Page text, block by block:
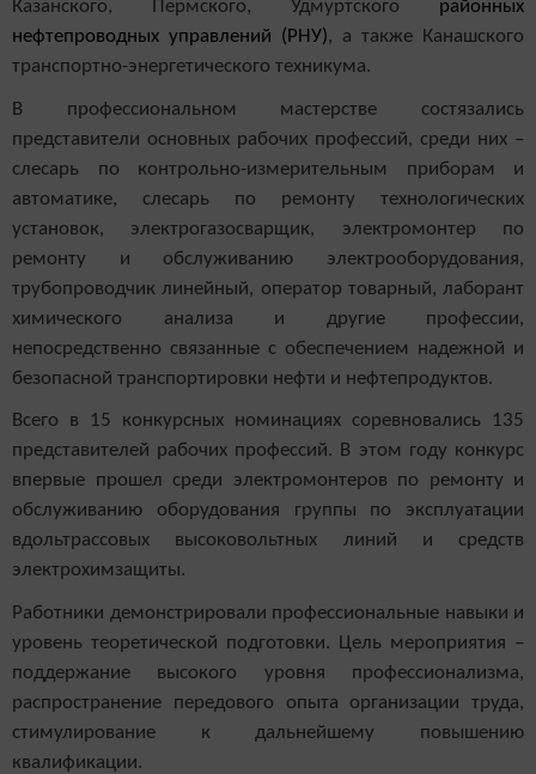
Казанского, Пермского, Удмуртского районных
нефтепроводных управлений (РНУ), а также Канашского
транспортно-энергетического техникума.
В профессиональном мастерстве состязались
представители основных рабочих профессий, среди них –
слесарь по контрольно-измерительным приборам и
автоматике, слесарь по ремонту технологических
установок, электрогазосварщик, электромонтер по
ремонту и обслуживанию электрооборудования,
трубопроводчик линейный, оператор товарный, лаборант
химического анализа и другие профессии,
непосредственно связанные с обеспечением надежной и
безопасной транспортировки нефти и нефтепродуктов.
Всего в 15 конкурсных номинациях соревновались 135
представителей рабочих профессий. В этом году конкурс
впервые прошел среди электромонтеров по ремонту и
обслуживанию оборудования группы по эксплуатации
вдольтрассовых высоковольтных линий и средств
электрохимзащиты.
Работники демонстрировали профессиональные навыки и
уровень теоретической подготовки. Цель мероприятия –
поддержание высокого уровня профессионализма,
распространение передового опыта организации труда,
стимулирование к дальнейшему повышению
квалификации.